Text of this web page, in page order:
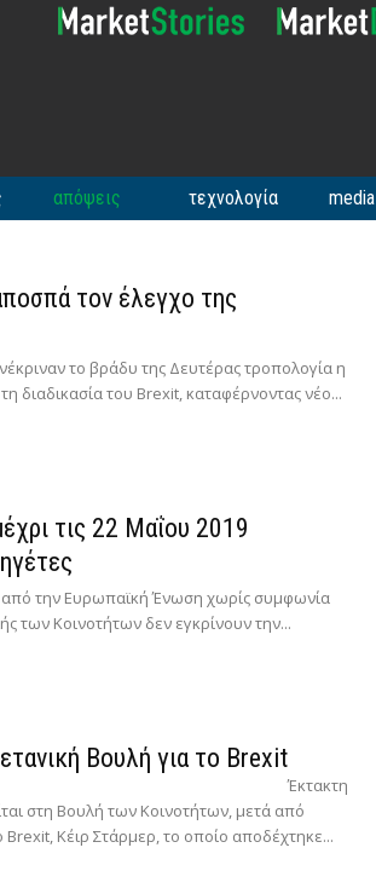
απόψεις τεχνολογία media
τον έλεγχο της
το βράδυ της Δευτέρας τροπολογία η
διαδικασία του Brexit, καταφέρνοντας νέο...
τις 22 Μαΐου 2019
από την Ευρωπαϊκή Ένωση χωρίς συμφωνία
των Κοινοτήτων δεν εγκρίνουν την...
Βουλή για το Brexit
Έκτακτη
στη Βουλή των Κοινοτήτων, μετά από
Κέιρ Στάρμερ, το οποίο αποδέχτηκε...